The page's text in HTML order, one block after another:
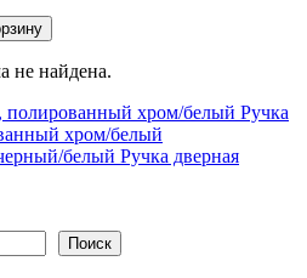
не найдена.
Ручка
хром/белый
Ручка дверная
Поиск